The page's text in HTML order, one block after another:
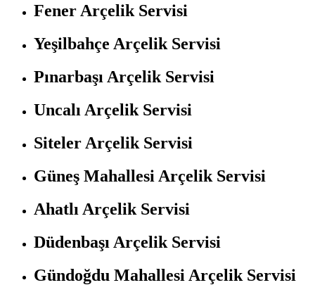
Fener Arçelik Servisi
Yeşilbahçe Arçelik Servisi
Pınarbaşı Arçelik Servisi
Uncalı Arçelik Servisi
Siteler Arçelik Servisi
Güneş Mahallesi Arçelik Servisi
Ahatlı Arçelik Servisi
Düdenbaşı Arçelik Servisi
Gündoğdu Mahallesi Arçelik Servisi